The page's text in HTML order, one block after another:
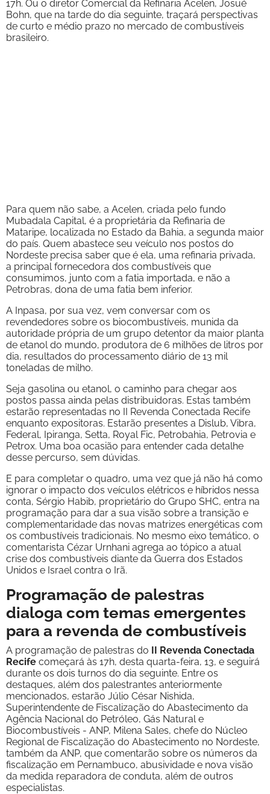
17h. Ou o diretor Comercial da Refinaria Acelen, Josué
Bohn, que na tarde do dia seguinte, traçará perspectivas
de curto e médio prazo no mercado de combustíveis
brasileiro.
Para quem não sabe, a Acelen, criada pelo fundo
Mubadala Capital, é a proprietária da Refinaria de
Mataripe, localizada no Estado da Bahia, a segunda maior
do país. Quem abastece seu veículo nos postos do
Nordeste precisa saber que é ela, uma refinaria privada,
a principal fornecedora dos combustíveis que
consumimos, junto com a fatia importada, e não a
Petrobras, dona de uma fatia bem inferior.
A Inpasa, por sua vez, vem conversar com os
revendedores sobre os biocombustíveis, munida da
autoridade própria de um grupo detentor da maior planta
de etanol do mundo, produtora de 6 milhões de litros por
dia, resultados do processamento diário de 13 mil
toneladas de milho.
Seja gasolina ou etanol, o caminho para chegar aos
postos passa ainda pelas distribuidoras. Estas também
estarão representadas no II Revenda Conectada Recife
enquanto expositoras. Estarão presentes a Dislub, Vibra,
Federal, Ipiranga, Setta, Royal Fic, Petrobahia, Petrovia e
Petrox. Uma boa ocasião para entender cada detalhe
desse percurso, sem dúvidas.
E para completar o quadro, uma vez que já não há como
ignorar o impacto dos veículos elétricos e híbridos nessa
conta, Sérgio Habib, proprietário do Grupo SHC, entra na
programação para dar a sua visão sobre a transição e
complementaridade das novas matrizes energéticas com
os combustíveis tradicionais. No mesmo eixo temático, o
comentarista Cézar Urnhani agrega ao tópico a atual
crise dos combustíveis diante da Guerra dos Estados
Unidos e Israel contra o Irã.
Programação de palestras
dialoga com temas emergentes
para a revenda de combustíveis
A programação de palestras do II Revenda Conectada
Recife começará às 17h, desta quarta-feira, 13, e seguirá
durante os dois turnos do dia seguinte. Entre os
destaques, além dos palestrantes anteriormente
mencionados, estarão Júlio César Nishida,
Superintendente de Fiscalização do Abastecimento da
Agência Nacional do Petróleo, Gás Natural e
Biocombustíveis - ANP, Milena Sales, chefe do Núcleo
Regional de Fiscalização do Abastecimento no Nordeste,
também da ANP, que comentarão sobre os números da
fiscalização em Pernambuco, abusividade e nova visão
da medida reparadora de conduta, além de outros
especialistas.